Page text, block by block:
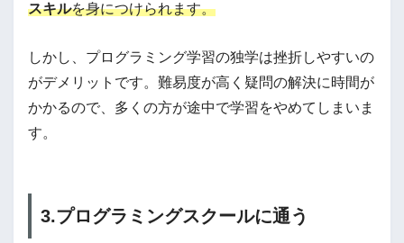
スキルを身につけられます。
しかし、プログラミング学習の独学は挫折しやすいの
がデメリットです。難易度が高く疑問の解決に時間が
かかるので、多くの方が途中で学習をやめてしまいま
す。
3.プログラミングスクールに通う